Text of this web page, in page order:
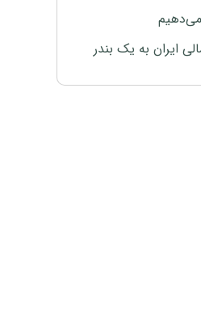
ایران به یک بندر